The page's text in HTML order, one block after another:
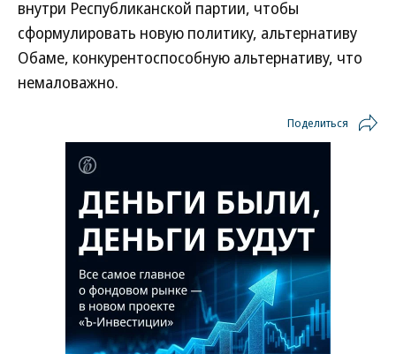
внутри Республиканской партии, чтобы
сформулировать новую политику, альтернативу
Обаме, конкурентоспособную альтернативу, что
немаловажно.
Поделиться